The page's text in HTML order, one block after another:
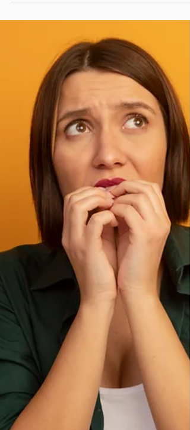
Avec leurs profils empathiques, Anne-
Pascale et Kristina se plaisent à dire
qu'elles proposent du "care-management"